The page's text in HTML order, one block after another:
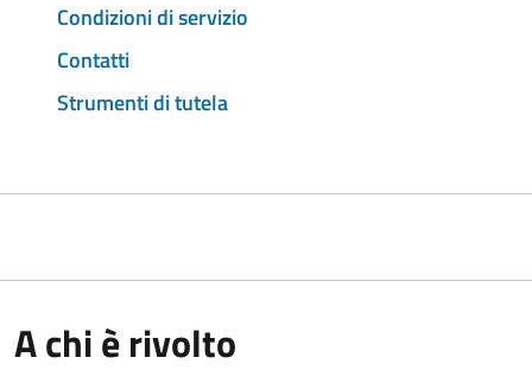
Condizioni di servizio
Contatti
Strumenti di tutela
A chi è rivolto